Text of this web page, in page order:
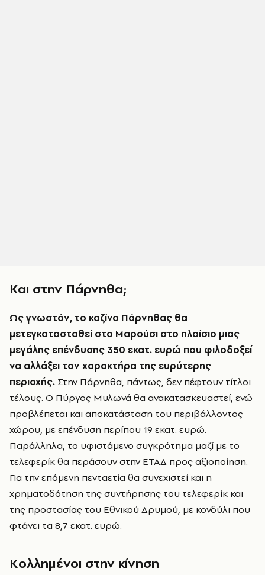
Και στην Πάρνηθα;
Ως γνωστόν, το καζίνο Πάρνηθας θα
μετεγκατασταθεί στο Μαρούσι στο πλαίσιο μιας
μεγάλης επένδυσης 350 εκατ. ευρώ που φιλοδοξεί
να αλλάξει τον χαρακτήρα της ευρύτερης
περιοχής. Στην Πάρνηθα, πάντως, δεν πέφτουν τίτλοι
τέλους. Ο Πύργος Μυλωνά θα ανακατασκευαστεί, ενώ
προβλέπεται και αποκατάσταση του περιβάλλοντος
χώρου, με επένδυση περίπου 19 εκατ. ευρώ.
Παράλληλα, το υφιστάμενο συγκρότημα μαζί με το
τελεφερίκ θα περάσουν στην ΕΤΑΔ προς αξιοποίηση.
Για την επόμενη πενταετία θα συνεχιστεί και η
χρηματοδότηση της συντήρησης του τελεφερίκ και
της προστασίας του Εθνικού Δρυμού, με κονδύλι που
φτάνει τα 8,7 εκατ. ευρώ.
Κολλημένοι στην κίνηση